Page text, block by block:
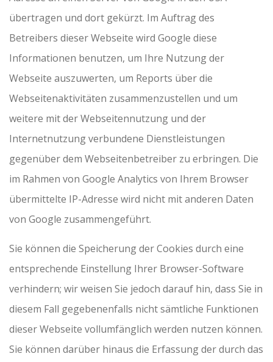
übertragen und dort gekürzt. Im Auftrag des
Betreibers dieser Webseite wird Google diese
Informationen benutzen, um Ihre Nutzung der
Webseite auszuwerten, um Reports über die
Webseitenaktivitäten zusammenzustellen und um
weitere mit der Webseitennutzung und der
Internetnutzung verbundene Dienstleistungen
gegenüber dem Webseitenbetreiber zu erbringen. Die
im Rahmen von Google Analytics von Ihrem Browser
übermittelte IP-Adresse wird nicht mit anderen Daten
von Google zusammengeführt.
Sie können die Speicherung der Cookies durch eine
entsprechende Einstellung Ihrer Browser-Software
verhindern; wir weisen Sie jedoch darauf hin, dass Sie in
diesem Fall gegebenenfalls nicht sämtliche Funktionen
dieser Webseite vollumfänglich werden nutzen können.
Sie können darüber hinaus die Erfassung der durch das